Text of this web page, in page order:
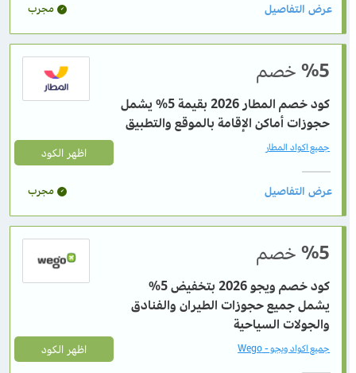
مجرب
%5خصم
كود خصم المطار 2026 بقيمة 5% يشمل
حجوزات أماكن الإقامة بالموقع والتطبيق
اظهر الكود جميع اكواد المطار
مجرب
%5خصم
كود خصم ويجو 2026 بتخفيض 5%
يشمل جميع حجوزات الطيران والفنادق
والجولات السياحية
اظهر الكود جميع اكواد ويجو - Wego